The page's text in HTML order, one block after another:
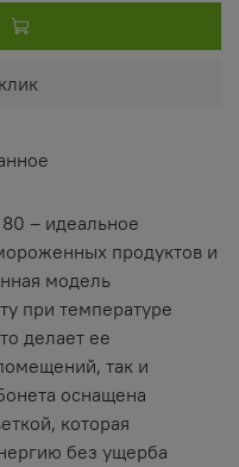
– идеальное
продуктов и
модель
при температуре
делает ее
так и
оснащена
которая
без ущерба